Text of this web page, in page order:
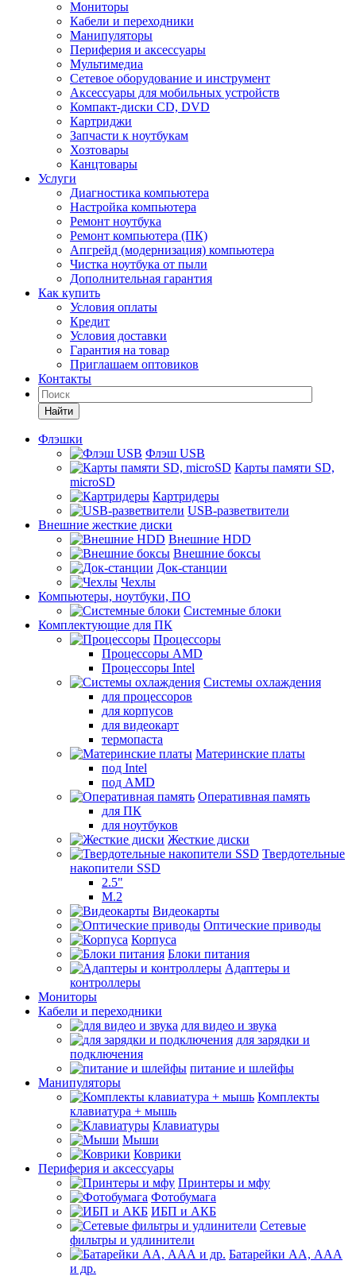
Мониторы
Кабели и переходники
Манипуляторы
Периферия и аксессуары
Мультимедиа
Сетевое оборудование и инструмент
Аксессуары для мобильных устройств
Компакт-диски CD, DVD
Картриджи
Запчасти к ноутбукам
Хозтовары
Канцтовары
Услуги
Диагностика компьютера
Настройка компьютера
Ремонт ноутбука
Ремонт компьютера (ПК)
Апгрейд (модернизация) компьютера
Чистка ноутбука от пыли
Дополнительная гарантия
Как купить
Условия оплаты
Кредит
Условия доставки
Гарантия на товар
Приглашаем оптовиков
Контакты
Найти
Флэшки
Флэш USB
Карты памяти SD,
microSD
Картридеры
USB-разветвители
Внешние жесткие диски
Внешние HDD
Внешние боксы
Док-станции
Чехлы
Компьютеры, ноутбуки, ПО
Системные блоки
Комплектующие для ПК
Процессоры
Процессоры AMD
Процессоры Intel
Системы охлаждения
для процессоров
для корпусов
для видеокарт
термопаста
Материнские платы
под Intel
под AMD
Оперативная память
для ПК
для ноутбуков
Жесткие диски
Твердотельные
накопители SSD
2.5"
M.2
Видеокарты
Оптические приводы
Корпуса
Блоки питания
Адаптеры и
контроллеры
Мониторы
Кабели и переходники
для видео и звука
для зарядки и
подключения
питание и шлейфы
Манипуляторы
Комплекты
клавиатура + мышь
Клавиатуры
Мыши
Коврики
Периферия и аксессуары
Принтеры и мфу
Фотобумага
ИБП и АКБ
Сетевые
фильтры и удлинители
Батарейки АА, ААА
и др.